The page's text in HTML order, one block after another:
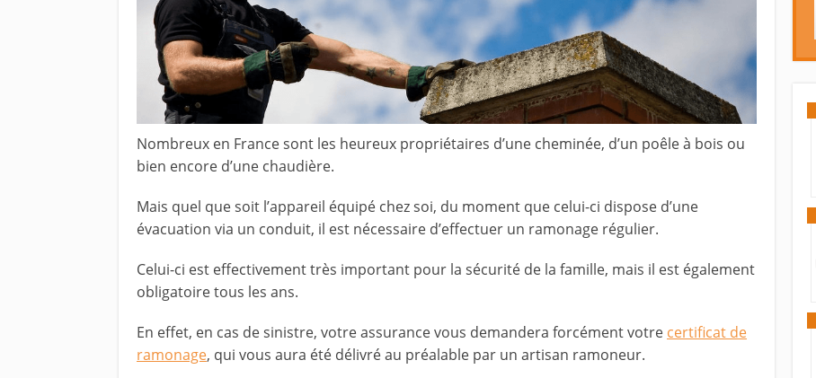
Nombreux en France sont les heureux propriétaires d’une cheminée, d’un poêle à bois ou
bien encore d’une chaudière.
Mais quel que soit l’appareil équipé chez soi, du moment que celui-ci dispose d’une
évacuation via un conduit, il est nécessaire d’effectuer un ramonage régulier.
Celui-ci est effectivement très important pour la sécurité de la famille, mais il est également
obligatoire tous les ans.
En effet, en cas de sinistre, votre assurance vous demandera forcément votre certificat de
ramonage, qui vous aura été délivré au préalable par un artisan ramoneur.